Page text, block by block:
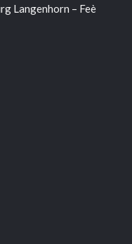
Langenhorn – Feè